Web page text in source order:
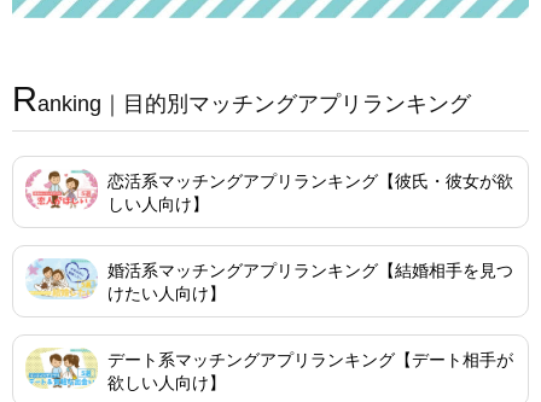
Ranking｜目的別マッチングアプリランキング
恋活系マッチングアプリランキング【彼氏・彼女が欲
しい人向け】
婚活系マッチングアプリランキング【結婚相手を見つ
けたい人向け】
デート系マッチングアプリランキング【デート相手が
欲しい人向け】